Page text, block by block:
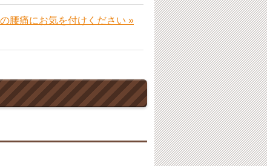
腰痛にお気を付けください »